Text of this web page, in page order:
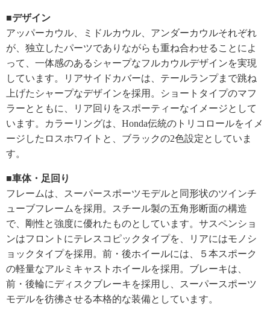
■デザイン
アッパーカウル、ミドルカウル、アンダーカウルそれぞれ
が、独立したパーツでありながらも重ね合わせることによ
って、一体感のあるシャープなフルカウルデザインを実現
しています。リアサイドカバーは、テールランプまで跳ね
上げたシャープなデザインを採用。ショートタイプのマフ
ラーとともに、リア回りをスポーティーなイメージとして
います。カラーリングは、Honda伝統のトリコロールをイメ
ージしたロスホワイトと、ブラックの2色設定としていま
す。
■車体・足回り
フレームは、スーパースポーツモデルと同形状のツインチ
ューブフレームを採用。スチール製の五角形断面の構造
で、剛性と強度に優れたものとしています。サスペンショ
ンはフロントにテレスコピックタイプを、リアにはモノシ
ョックタイプを採用。前・後ホイールには、５本スポーク
の軽量なアルミキャストホイールを採用。ブレーキは、
前・後輪にディスクブレーキを採用し、スーパースポーツ
モデルを彷彿させる本格的な装備としています。